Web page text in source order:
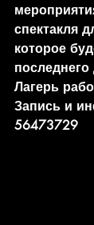
спектакля
которое
последнего
Лагерь
Запись и
56473729